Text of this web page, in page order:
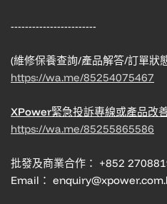
------------------------
(維修保養查詢/產品解答/訂單狀
https://wa.me/85254075467
XPower緊急投訴專線或產品改
https://wa.me/85255865586
批發及商業合作： +852
Email：